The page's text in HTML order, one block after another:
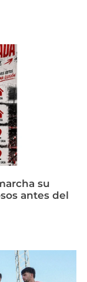
su
antes del